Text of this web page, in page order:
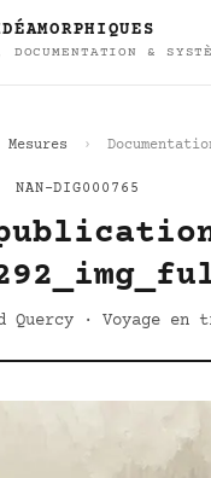
DOCUMENTATION &
Mesures
NAN-DIG000765
Quercy · Voyage